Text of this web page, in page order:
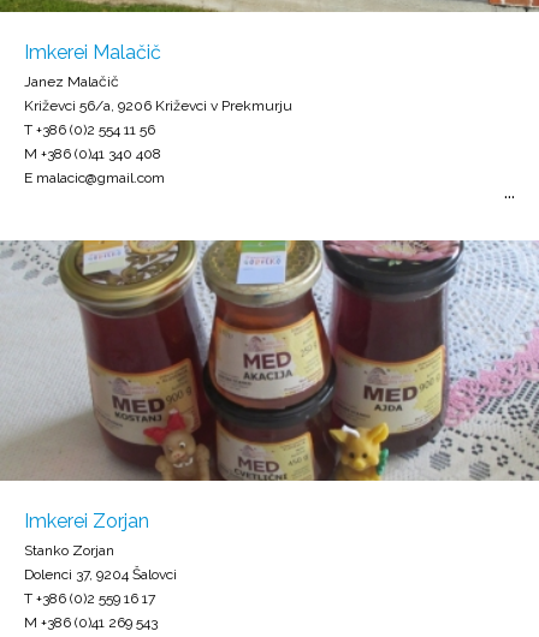
Imkerei Malačič
Janez Malačič
Križevci 56/a, 9206 Križevci v Prekmurju
T +386 (0)2 554 11 56
M +386 (0)41 340 408
E malacic@gmail.com
Imkerei Zorjan
Stanko Zorjan
Dolenci 37, 9204 Šalovci
T +386 (0)2 559 16 17
M +386 (0)41 269 543